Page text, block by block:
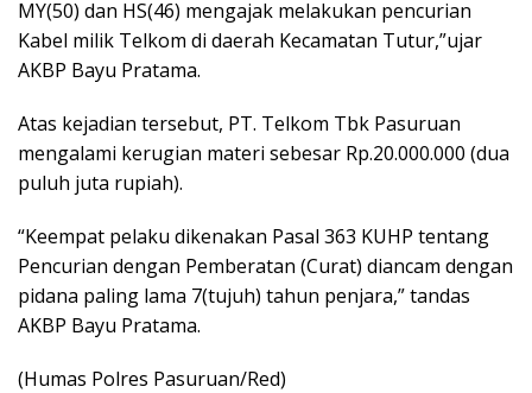
MY(50) dan HS(46) mengajak melakukan pencurian
Kabel milik Telkom di daerah Kecamatan Tutur,”ujar
AKBP Bayu Pratama.
Atas kejadian tersebut, PT. Telkom Tbk Pasuruan
mengalami kerugian materi sebesar Rp.20.000.000 (dua
puluh juta rupiah).
“Keempat pelaku dikenakan Pasal 363 KUHP tentang
Pencurian dengan Pemberatan (Curat) diancam dengan
pidana paling lama 7(tujuh) tahun penjara,” tandas
AKBP Bayu Pratama.
(Humas Polres Pasuruan/Red)